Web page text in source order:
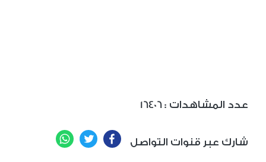
16406 : عدد المشاهدات
شارك عبر قنوات التواصل Facebook
Twitter